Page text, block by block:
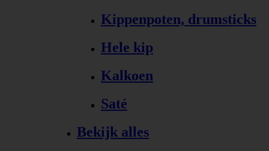
Kippenpoten, drumsticks
Hele kip
Kalkoen
Saté
Bekijk alles